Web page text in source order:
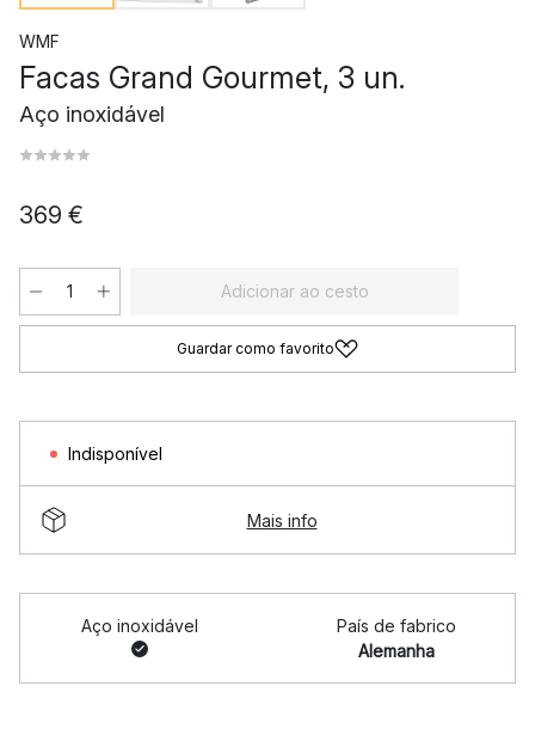
WMF
Facas Grand Gourmet, 3 un.
Aço inoxidável
369 €
Adicionar ao cesto
Guardar como favorito
Indisponível
Mais info
Aço inoxidável
País de fabrico
Alemanha